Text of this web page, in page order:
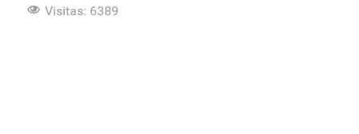
Visitas: 6389